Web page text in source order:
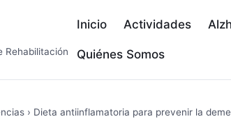
Rehabilitación
Inicio Actividades
Quiénes Somos
› Dieta antiinflamatoria para prevenir la